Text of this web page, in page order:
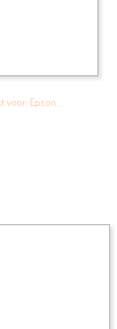
voor: Epson…